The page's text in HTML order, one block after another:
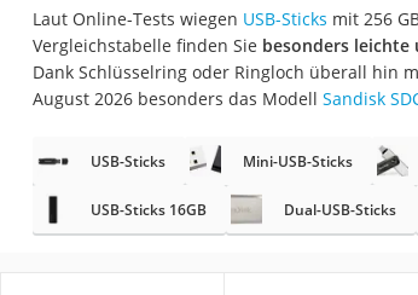
Laut Online-Tests wiegen USB-Sticks mit 256
Vergleichstabelle finden Sie besonders leichte
Dank Schlüsselring oder Ringloch überall hin
August 2026 besonders das Modell Sandisk
USB-Sticks Mini-USB-Sticks
USB-Sticks 16GB Dual-USB-Sticks